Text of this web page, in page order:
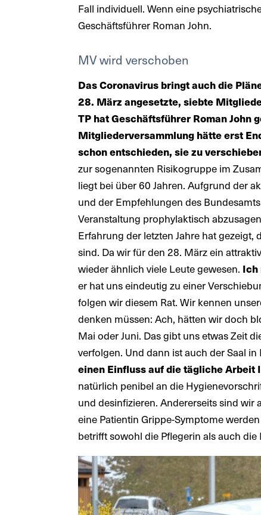
Fall individuell. Wenn eine
Geschäftsführer Roman John.
MV wird verschoben
Das Coronavirus bringt auch die
28. März angesetzte, siebte
TP hat Geschäftsführer Roman John
Mitgliederversammlung hätte erst
schon entschieden, sie zu
zur sogenannten Risikogruppe im
liegt bei über 60 Jahren. Aufgrund der
und der Empfehlungen des
Veranstaltung prophylaktisch
Erfahrung der letzten Jahre hat
sind. Da wir für den 28. März ein
wieder ähnlich viele Leute gewesen. Ich
er hat uns eindeutig zu einer
folgen wir diesem Rat. Wir kennen
denken müssen: Ach, hätten wir doch
Mai oder Juni. Das gibt uns etwas Zeit
verfolgen. Und dann ist auch der Saal
einen Einfluss auf die tägliche Arbeit
natürlich penibel an die
und desinfizieren. Andererseits sind wir
eine Patientin Grippe-Symptome
betrifft sowohl die Pflegerin als auch die